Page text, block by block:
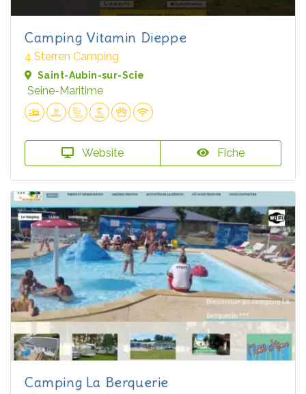
Camping Vitamin Dieppe
4 Sterren Camping
Saint-Aubin-sur-Scie
Seine-Maritime
Website Fiche
Camping La Berquerie